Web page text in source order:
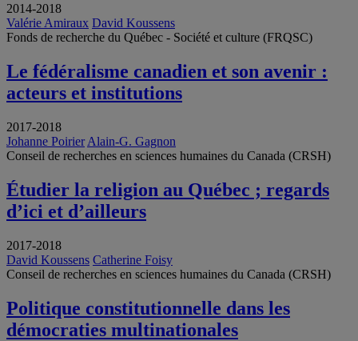
2014-2018
Valérie Amiraux David Koussens
Fonds de recherche du Québec - Société et culture (FRQSC)
Le fédéralisme canadien et son avenir :
acteurs et institutions
2017-2018
Johanne Poirier Alain-G. Gagnon
Conseil de recherches en sciences humaines du Canada (CRSH)
Étudier la religion au Québec ; regards
d’ici et d’ailleurs
2017-2018
David Koussens Catherine Foisy
Conseil de recherches en sciences humaines du Canada (CRSH)
Politique constitutionnelle dans les
démocraties multinationales